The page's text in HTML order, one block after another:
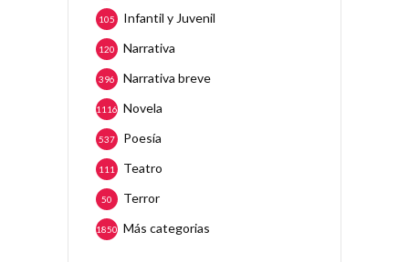
Infantil y Juvenil
105
Narrativa
120
Narrativa breve
396
Novela
1116
Poesía
537
Teatro
111
Terror
50
Más categorias
1850